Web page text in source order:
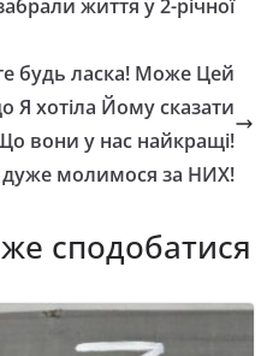
життя у 2-річної
будь ласка! Може Цей
Я хотіла Йому сказати
вони у нас найкращі!
молимося за НИХ!
сподобатися